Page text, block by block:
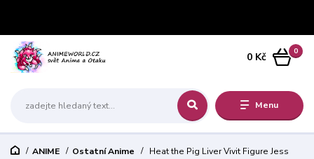
Menu
0
0 Kč
ANIME Ostatní Anime
Heat the Pig Liver Vivit Figure Jess